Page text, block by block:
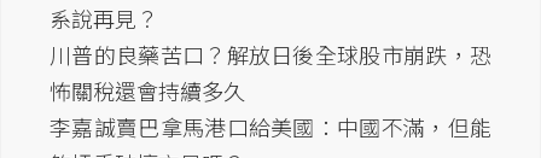
系說再見？
川普的良藥苦口？解放日後全球股市崩跌，恐
怖關稅還會持續多久
李嘉誠賣巴拿馬港口給美國：中國不滿，但能